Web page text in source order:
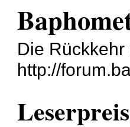
Die Rückkehr
http://